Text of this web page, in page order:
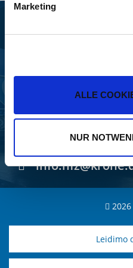
Marketing
ALLE
NUR
Bernard-Krone-Straße 1
49757 Werlte, GERMANY
+49 5951 209-0
+49 5951 209 98-
2026
Leidimo